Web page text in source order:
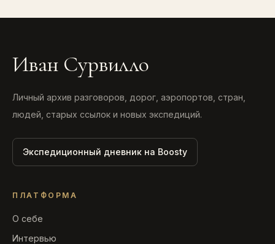
Иван Сурвилло
Личный архив разговоров, дорог, аэропортов, стран,
людей, старых ссылок и новых экспедиций.
Экспедиционный дневник на Boosty
ПЛАТФОРМА
О себе
Интервью